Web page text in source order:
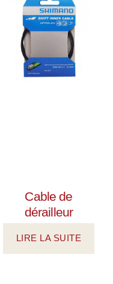
Cable de
dérailleur
LIRE LA SUITE